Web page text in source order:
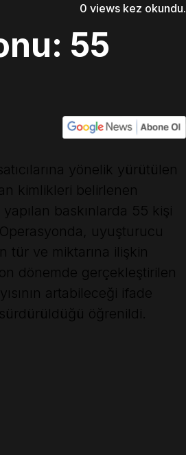
0 views kez okundu.
55
yönelik yürütülen
kimlikleri belirlenen
baskınlarda 55 kişi
uyuşturucu
tür ve miktarına ilişkin
dönemde gerçekleştirilen
artabileceği ifade
öğrenildi.